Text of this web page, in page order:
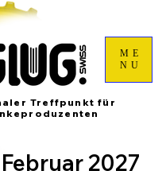
ME
NU
Februar 2027
Treffpunkt für